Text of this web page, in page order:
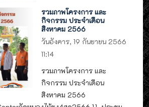
รวมภาพโครงการ และ
กิจกรรม ประจำเดือน
สิงหาคม 2566
วันอังคาร, 19 กันยายน 2566
11:14
รวมภาพโครงการ และ
กิจกรรม ประจำเดือน
สิงหาคม 2566